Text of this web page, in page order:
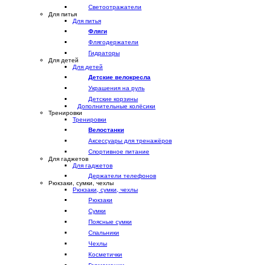
Светоотражатели
Для питья
Для питья
Фляги
Флягодержатели
Гидраторы
Для детей
Для детей
Детские велокресла
Украшения на руль
Детские корзины
Дополнительные колёсики
Тренировки
Тренировки
Велостанки
Аксессуары для тренажёров
Спортивное питание
Для гаджетов
Для гаджетов
Держатели телефонов
Рюкзаки, сумки, чехлы
Рюкзаки, сумки, чехлы
Рюкзаки
Сумки
Поясные сумки
Спальники
Чехлы
Косметички